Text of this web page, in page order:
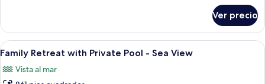
View
Suite
with
Private
-
Ver precio
Abrir
todas
las
Una habitación de hotel con una
13
Family Retreat with Private Pool - Sea View
Vista al mar